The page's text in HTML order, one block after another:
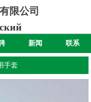
限公司
新闻 联系
手套